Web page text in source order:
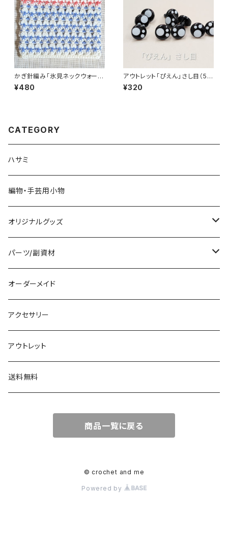
かぎ針編み「氷見ネックウォーマ
ー」編み方と編み図
¥480
アウトレット「ぴえん」さし目（5ペ
ア）（あみぐるみ・ぬいぐるみの目
のパーツ）
¥320
CATEGORY
ハサミ
編物・手芸用小物
オリジナルグッズ
編み物パターン
パーツ/副資材
タグ
顔パーツ
ボタン
チャーム
オーダーメイド
アクセサリー
アウトレット
送料無料
商品一覧に戻る
© crochet and me
Powered by